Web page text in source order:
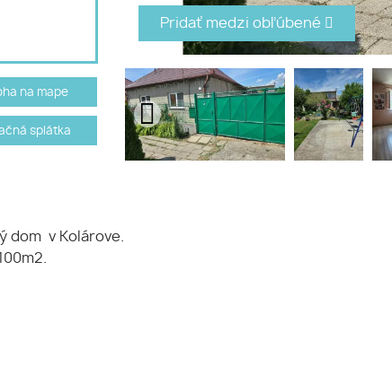
na mape
splátka
Pridať medzi obľúbené
dom v Kolárove.